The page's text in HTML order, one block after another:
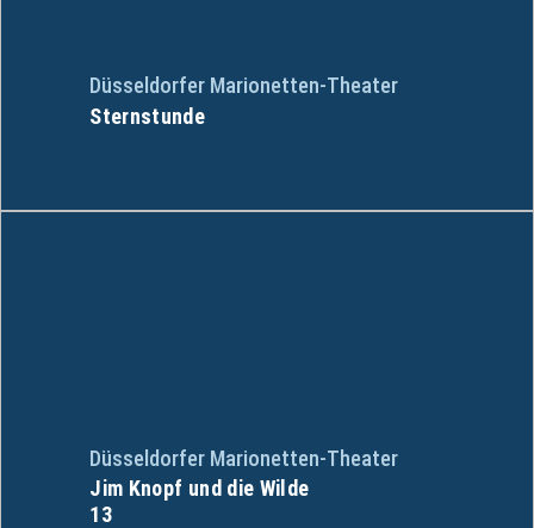
Düsseldorfer Marionetten-Theater
Sternstunde
Düsseldorfer Marionetten-Theater
Jim Knopf und die Wilde
13